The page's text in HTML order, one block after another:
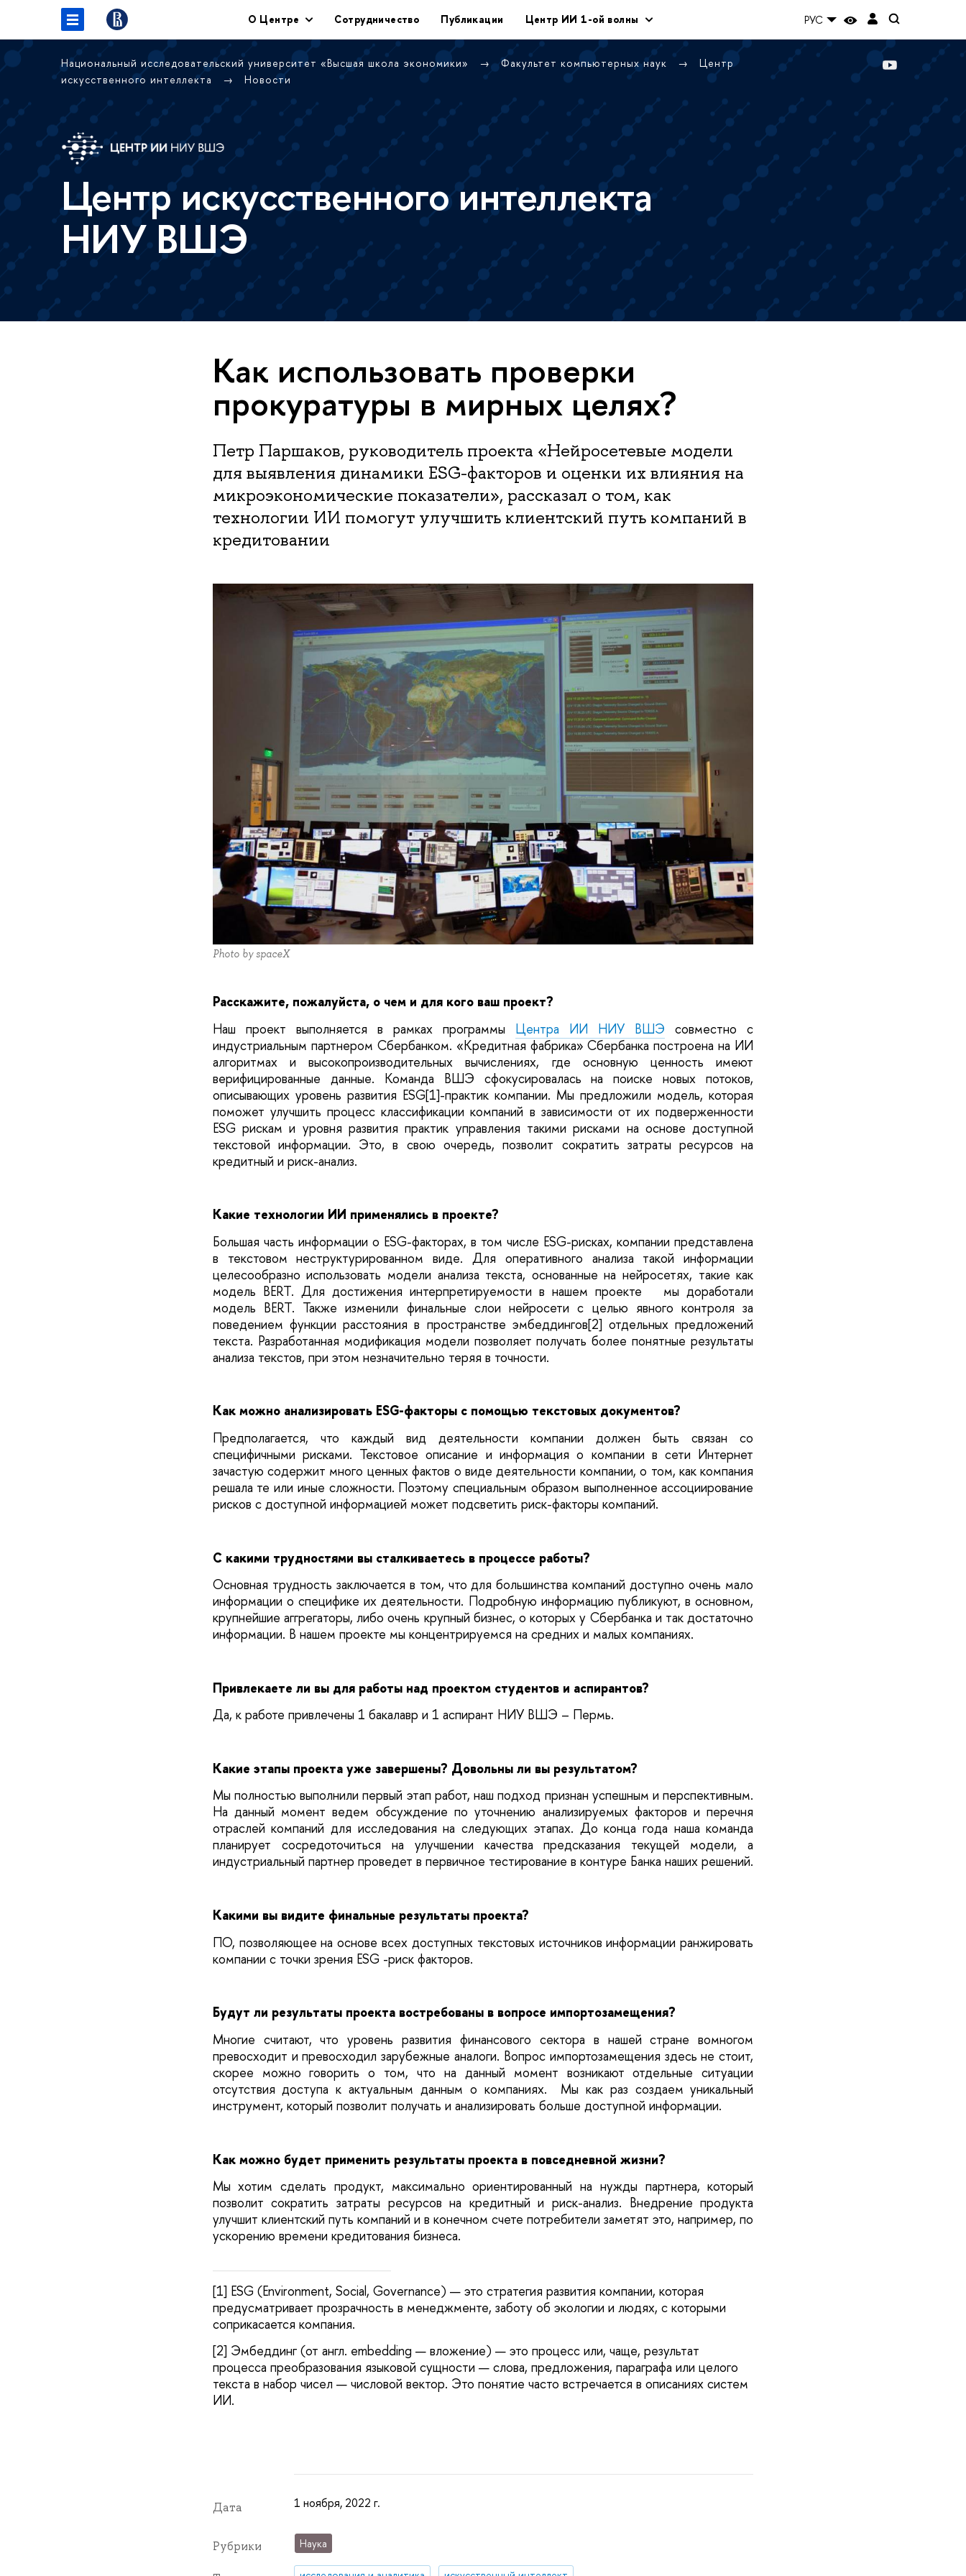
О Центре Сотрудничество Публикации Центр ИИ 1-ой волны РУС
Национальный исследовательский университет «Высшая школа экономики» Факультет компьютерных наук
Центр
искусственного интеллекта
Новости
Центр искусственного интеллекта
НИУ ВШЭ
Как использовать проверки
прокуратуры в мирных целях?
Петр Паршаков, руководитель проекта «Нейросетевые модели
для выявления динамики ESG-факторов и оценки их влияния на
микроэкономические показатели», рассказал о том, как
технологии ИИ помогут улучшить клиентский путь компаний в
кредитовании
Photo by spaceX
Расскажите, пожалуйста, о чем и для кого ваш проект?
Наш проект выполняется в рамках программы Центра ИИ НИУ ВШЭ совместно с
индустриальным партнером Сбербанком. «Кредитная фабрика» Сбербанка построена на ИИ
алгоритмах и высокопроизводительных вычислениях, где основную ценность имеют
верифицированные данные. Команда ВШЭ сфокусировалась на поиске новых потоков,
описывающих уровень развития ESG[1]-практик компании. Мы предложили модель, которая
поможет улучшить процесс классификации компаний в зависимости от их подверженности
ESG рискам и уровня развития практик управления такими рисками на основе доступной
текстовой информации. Это, в свою очередь, позволит сократить затраты ресурсов на
кредитный и риск-анализ.
Какие технологии ИИ применялись в проекте?
Большая часть информации о ESG-факторах, в том числе ESG-рисках, компании представлена
в текстовом неструктурированном виде. Для оперативного анализа такой информации
целесообразно использовать модели анализа текста, основанные на нейросетях, такие как
модель BERT. Для достижения интерпретируемости в нашем проекте мы доработали
модель BERT. Также изменили финальные слои нейросети с целью явного контроля за
поведением функции расстояния в пространстве эмбеддингов[2] отдельных предложений
текста. Разработанная модификация модели позволяет получать более понятные результаты
анализа текстов, при этом незначительно теряя в точности.
Как можно анализировать ESG-факторы с помощью текстовых документов?
Предполагается, что каждый вид деятельности компании должен быть связан со
специфичными рисками. Текстовое описание и информация о компании в сети Интернет
зачастую содержит много ценных фактов о виде деятельности компании, о том, как компания
решала те или иные сложности. Поэтому специальным образом выполненное ассоциирование
рисков с доступной информацией может подсветить риск-факторы компаний.
С какими трудностями вы сталкиваетесь в процессе работы?
Основная трудность заключается в том, что для большинства компаний доступно очень мало
информации о специфике их деятельности. Подробную информацию публикуют, в основном,
крупнейшие аггрегаторы, либо очень крупный бизнес, о которых у Сбербанка и так достаточно
информации. В нашем проекте мы концентрируемся на средних и малых компаниях.
Привлекаете ли вы для работы над проектом студентов и аспирантов?
Да, к работе привлечены 1 бакалавр и 1 аспирант НИУ ВШЭ – Пермь.
Какие этапы проекта уже завершены? Довольны ли вы результатом?
Мы полностью выполнили первый этап работ, наш подход признан успешным и перспективным.
На данный момент ведем обсуждение по уточнению анализируемых факторов и перечня
отраслей компаний для исследования на следующих этапах. До конца года наша команда
планирует сосредоточиться на улучшении качества предсказания текущей модели, а
индустриальный партнер проведет в первичное тестирование в контуре Банка наших решений.
Какими вы видите финальные результаты проекта?
ПО, позволяющее на основе всех доступных текстовых источников информации ранжировать
компании с точки зрения ESG -риск факторов.
Будут ли результаты проекта востребованы в вопросе импортозамещения?
Многие считают, что уровень развития финансового сектора в нашей стране вомногом
превосходит и превосходил зарубежные аналоги. Вопрос импортозамещения здесь не стоит,
скорее можно говорить о том, что на данный момент возникают отдельные ситуации
отсутствия доступа к актуальным данным о компаниях. Мы как раз создаем уникальный
инструмент, который позволит получать и анализировать больше доступной информации.
Как можно будет применить результаты проекта в повседневной жизни?
Мы хотим сделать продукт, максимально ориентированный на нужды партнера, который
позволит сократить затраты ресурсов на кредитный и риск-анализ. Внедрение продукта
улучшит клиентский путь компаний и в конечном счете потребители заметят это, например, по
ускорению времени кредитования бизнеса.
[1] ESG (Environment, Social, Governance) — это стратегия развития компании, которая
предусматривает прозрачность в менеджменте, заботу об экологии и людях, с которыми
соприкасается компания.
[2] Эмбеддинг (от англ. embedding —вложение) —это процесс или, чаще, результат
процесса преобразования языковой сущности —слова, предложения, параграфа или целого
текста в набор чисел —числовой вектор. Это понятие часто встречается в описаниях систем
ИИ.
Дата 1 ноября, 2022 г.
Рубрики Наука